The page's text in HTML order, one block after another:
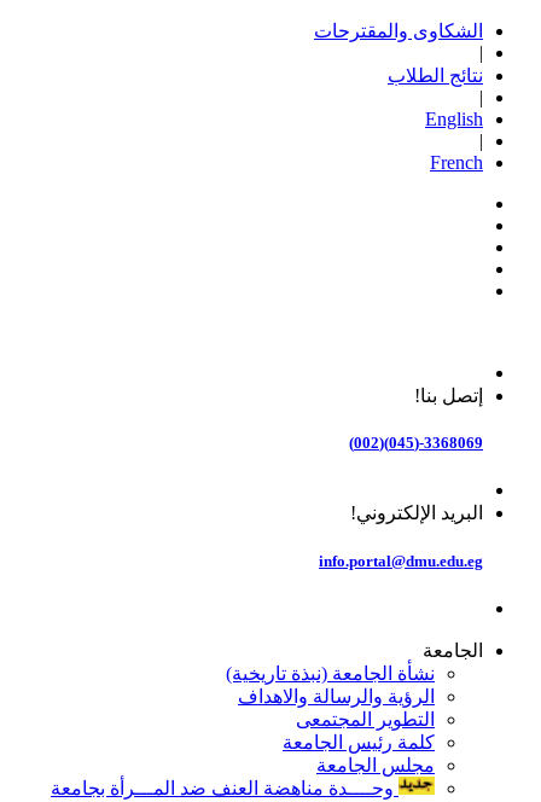
الشكاوى والمقترحات
|
نتائج الطلاب
|
English
|
French
إتصل بنا!
3368069-(045)(002)
البريد الإلكتروني!
info.portal@dmu.edu.eg
الجامعة
نشأة الجامعة (نبذة تاريخية)
الرؤية والرسالة والاهداف
التطوير المجتمعى
كلمة رئيس الجامعة
مجلس الجامعة
وحــــدة مناهضة العنف ضد المـــرأة بجامعة